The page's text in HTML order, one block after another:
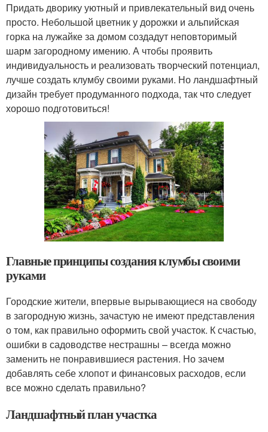
Придать дворику уютный и привлекательный вид очень
просто. Небольшой цветник у дорожки и альпийская
горка на лужайке за домом создадут неповторимый
шарм загородному имению. А чтобы проявить
индивидуальность и реализовать творческий потенциал,
лучше создать клумбу своими руками. Но ландшафтный
дизайн требует продуманного подхода, так что следует
хорошо подготовиться!
Главные принципы создания клумбы своими
руками
Городские жители, впервые вырывающиеся на свободу
в загородную жизнь, зачастую не имеют представления
о том, как правильно оформить свой участок. К счастью,
ошибки в садоводстве нестрашны – всегда можно
заменить не понравившиеся растения. Но зачем
добавлять себе хлопот и финансовых расходов, если
все можно сделать правильно?
Ландшафтный план участка